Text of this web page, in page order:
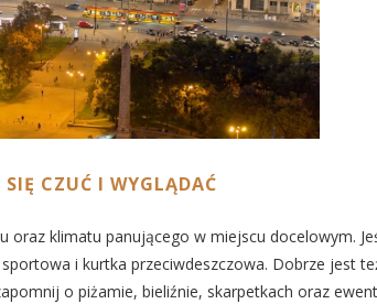
CZUĆ I WYGLĄDAĆ
klimatu panującego w miejscu docelowym.
i kurtka przeciwdeszczowa. Dobrze jest
o piżamie, bieliźnie, skarpetkach oraz